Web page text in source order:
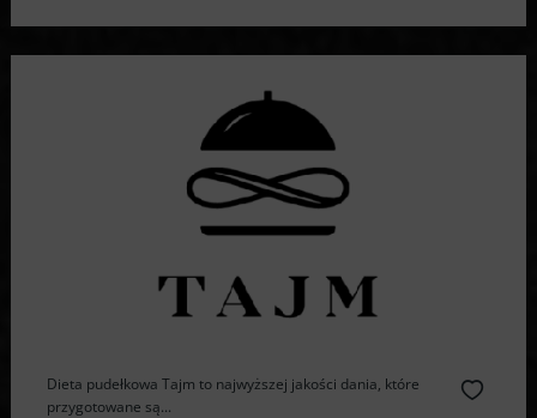
Dieta pudełkowa Tajm to najwyższej jakości dania, które
przygotowane są...